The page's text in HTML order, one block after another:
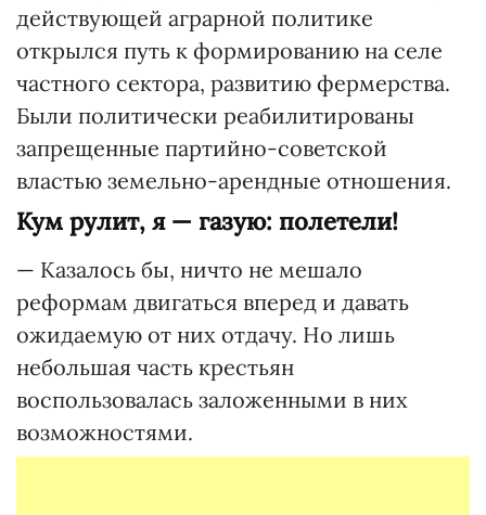
действующей аграрной политике
открылся путь к формированию на селе
частного сектора, развитию фермерства.
Были политически реабилитированы
запрещенные партийно-советской
властью земельно-арендные отношения.
Кум рулит, я — газую: полетели!
— Казалось бы, ничто не мешало
реформам двигаться вперед и давать
ожидаемую от них отдачу. Но лишь
небольшая часть крестьян
воспользовалась заложенными в них
возможностями.